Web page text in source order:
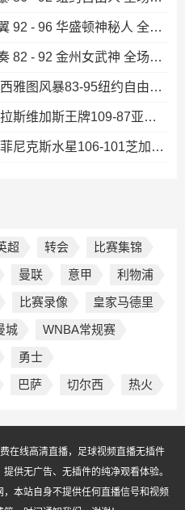
WNBA常规赛 达拉斯飞翼 92 - 96 华盛顿神秘人 全场集锦
WNBA常规赛 多伦多节奏 82 - 92 金州女武神 全场集锦
08月04日WNBA常规赛 西雅图风暴83-95纽约自由人 全场集锦
08月04日WNBA常规赛 拉斯维加斯王牌109-87亚特兰大梦想 全场集锦
08月04日WNBA常规赛 菲尼克斯水星106-101芝加哥天空 全场集锦
超 转会
比赛集锦
曼联 意甲
利物浦
比赛录像
皇家马德里
城
WNBA常规赛
勇士
巴萨 切尔西 热火
在线高清直播，足球视频直播无插件
供无广告、无插件的纯净观看体验。
本站自身不提供任何直播信号和视频